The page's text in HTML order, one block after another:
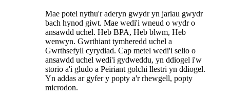
Mae potel nythu'r aderyn gwydr yn jariau gwydr
bach hynod giwt. Mae wedi'i wneud o wydr o
ansawdd uchel. Heb BPA, Heb blwm, Heb
wenwyn. Gwrthiant tymheredd uchel a
Gwrthsefyll cyrydiad. Cap metel wedi'i selio o
ansawdd uchel wedi'i gydweddu, yn ddiogel i'w
storio a'i gludo a Peiriant golchi llestri yn ddiogel.
Yn addas ar gyfer y popty a'r rhewgell, popty
microdon.